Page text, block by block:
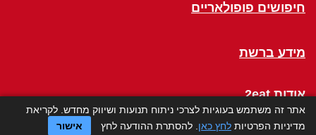
חיפושים פופולאריים
מידע ברשת
אודות 2eat
Click a Table
אתר זה משתמש בעוגיות לצרכי ניתוח תנועות ושיווק מחדש. לקריאת
מדיניות הפרטיות לחץ כאן . להסתרת ההודעה לחץ אישור